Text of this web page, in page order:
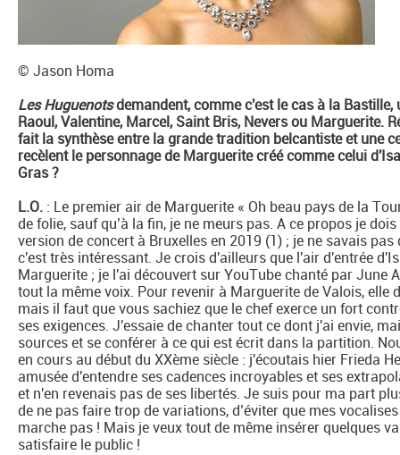
© Jason Homa
Les Huguenotsdemandent, comme c'est le cas à la
Raoul, Valentine, Marcel, Saint Bris, Nevers ou Marguerite.
fait la synthèse entre la grande tradition belcantiste et une
recèlent le personnage de Marguerite créé comme celui
Gras ?
L.O. : Le premier air de Marguerite « Oh beau pays de la
de folie, sauf qu’à la fin, je ne meurs pas. A ce propos je
version de concert à Bruxelles en 2019 (1) ; je ne savais
c'est très intéressant. Je crois d'ailleurs que l'air d'entrée
Marguerite ; je l'ai découvert sur YouTube chanté par June
tout la même voix. Pour revenir à Marguerite de Valois, elle
mais il faut que vous sachiez que le chef exerce un fort
ses exigences. J'essaie de chanter tout ce dont j'ai envie,
sources et se conférer à ce qui est écrit dans la partition.
en cours au début du XXème siècle : j'écoutais hier Frieda
amusée d'entendre ses cadences incroyables et ses
et n'en revenais pas de ses libertés. Je suis pour ma part
de ne pas faire trop de variations, d’éviter que mes
marche pas ! Mais je veux tout de même insérer quelques
satisfaire le public !